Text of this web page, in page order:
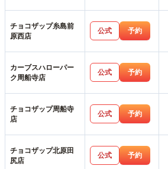
チョコザップ糸島前
原西店
公式 予約
カーブスハローパー
ク周船寺店
公式 予約
チョコザップ周船寺
店
公式 予約
チョコザップ北原田
尻店
公式 予約